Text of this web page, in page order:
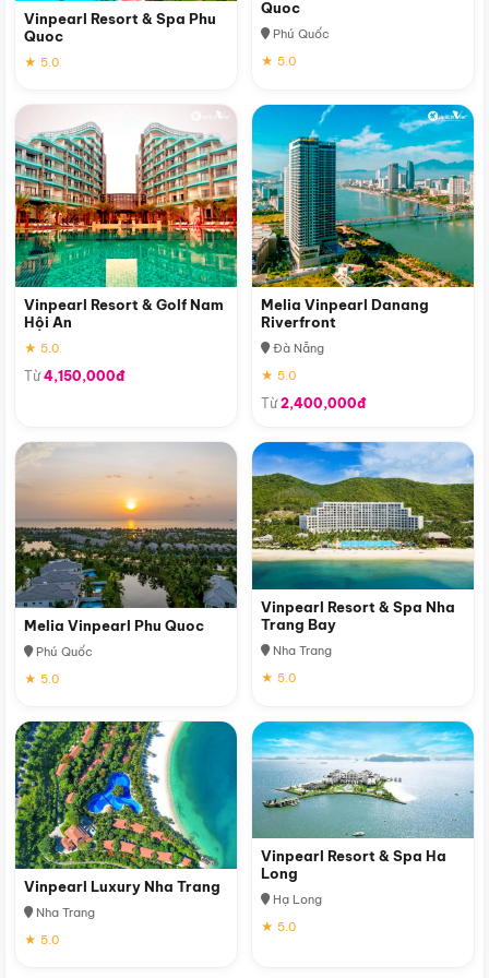
Vinpearl Resort & Spa Phu
Quoc
★ 5.0
Quoc
Phú Quốc
★ 5.0
Vinpearl Resort & Golf Nam
Hội An
★ 5.0
Từ4,150,000đ
Melia Vinpearl Danang
Riverfront
Đà Nẵng
★ 5.0
Từ2,400,000đ
Melia Vinpearl Phu Quoc
Phú Quốc
★ 5.0
Vinpearl Resort & Spa Nha
Trang Bay
Nha Trang
★ 5.0
Vinpearl Luxury Nha Trang
Nha Trang
★ 5.0
Vinpearl Resort & Spa Ha
Long
Hạ Long
★ 5.0